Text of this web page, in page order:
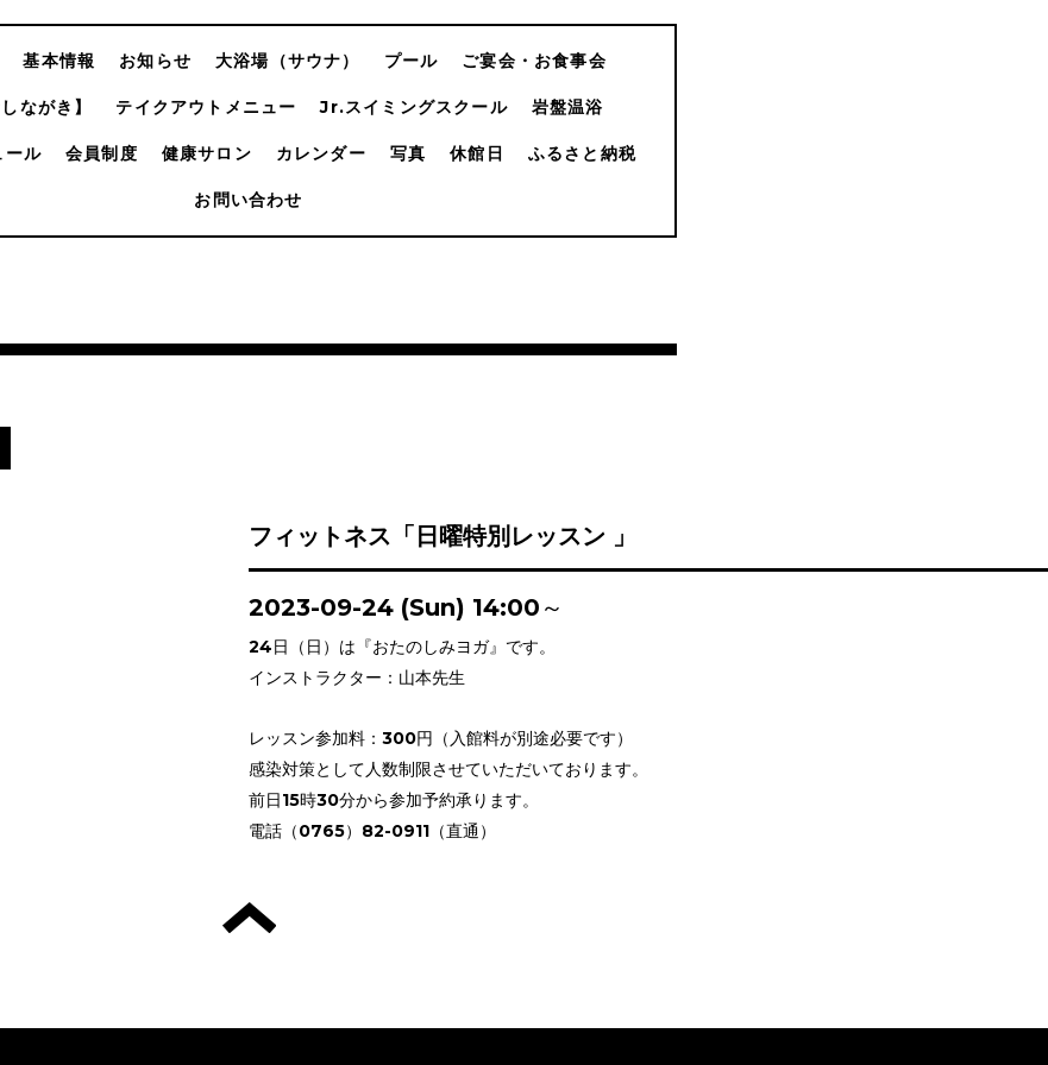
基本情報 お知らせ 大浴場（サウナ） プール ご宴会・お食事会
ながき】 テイクアウトメニュー Jr.スイミングスクール 岩盤温浴
ール 会員制度 健康サロン カレンダー 写真 休館日 ふるさと納税
お問い合わせ
フィットネス「日曜特別レッスン 」
2023-09-24 (Sun) 14:00～
24日（日）は『おたのしみヨガ』です。
インストラクター：山本先生
レッスン参加料：300円（入館料が別途必要です）
感染対策として人数制限させていただいております。
前日15時30分から参加予約承ります。
電話（0765）82-0911（直通）